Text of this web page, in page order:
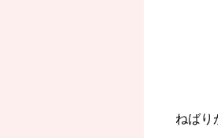
ねばり